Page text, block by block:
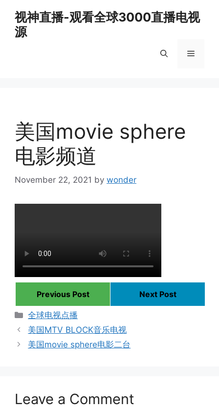
content
视神直播-观看全球3000直播电视
源
Menu
美国movie sphere
电影频道
November 22, 2021 by wonder
Previous Post
Next Post
Categories
全球电视点播
美国MTV BLOCK音乐电视
美国movie sphere电影二台
Leave a Comment